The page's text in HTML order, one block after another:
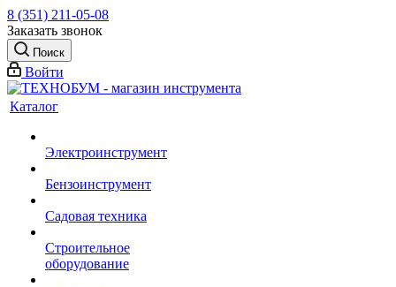
8 (351) 211-05-08
Заказать звонок
Поиск
Войти
Каталог
Электроинструмент
Бензоинструмент
Садовая техника
Строительное
оборудование